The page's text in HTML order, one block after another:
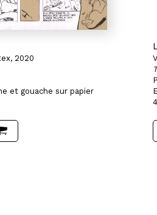
2020
et gouache sur papier